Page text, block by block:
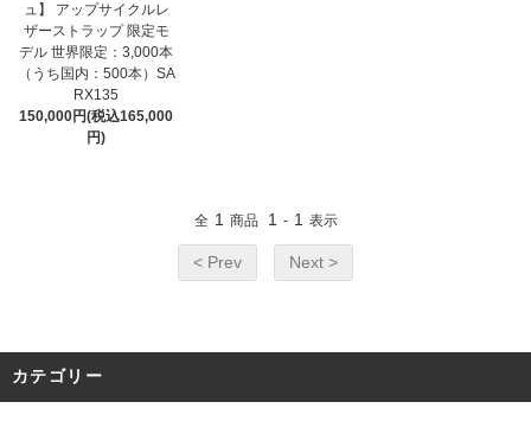
ュ】 アップサイクルレ
ザーストラップ 限定モ
デル 世界限定：3,000本
（うち国内：500本）SA
RX135
150,000円(税込165,000
円)
全 1 商品 1 - 1 表示
< Prev Next >
カテゴリー